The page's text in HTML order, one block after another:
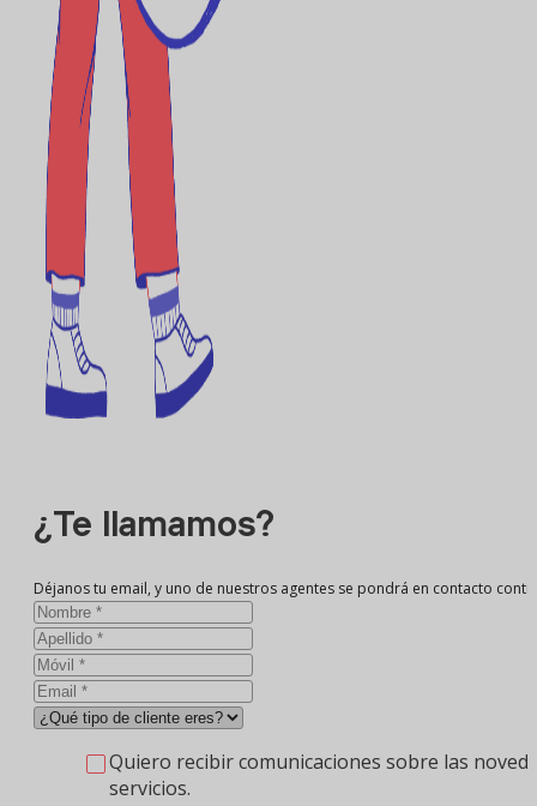
¿Te llamamos?
Déjanos tu email, y uno de nuestros agentes se pondrá en contacto
Quiero recibir comunicaciones sobre las
servicios.